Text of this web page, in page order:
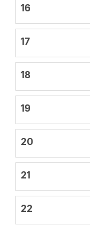
16
17
18
19
20
21
22